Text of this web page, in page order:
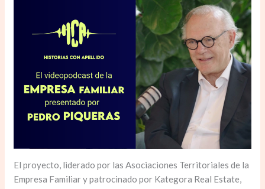
El proyecto, liderado por las Asociaciones Territoriales de la
Empresa Familiar y patrocinado por Kategora Real Estate,